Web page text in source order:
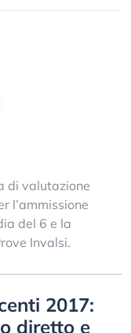
di valutazione
l’ammissione
del 6 e la
Invalsi.
2017:
diretto e